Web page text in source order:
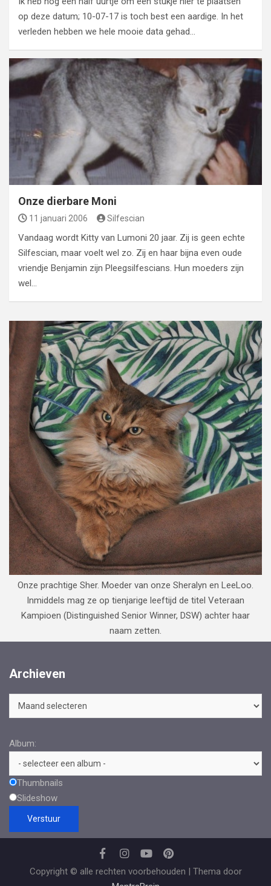
op deze datum; 10-07-17 is toch best een aardige. In het
verleden hebben we hele mooie data gehad…
Onze dierbare Moni
11 januari 2006 Silfescian
Vandaag wordt Kitty van Lumoni 20 jaar. Zij is geen echte
Silfescian, maar voelt wel zo. Zij en haar bijna even oude
vriendje Benjamin zijn Pleegsilfescians. Hun moeders zijn
wel…
Onze prachtige Sher. Moeder van onze Sheralyn en LeeLoo.
Inmiddels mag ze op tienjarige leeftijd de titel Veteraan
Kampioen (Distinguished Senior Winner, DSW) achter haar
naam zetten.
Archieven
Archieven
Album:
Thumbnails
Slideshow
Copyright © alle rechten voorbehouden | Thema door